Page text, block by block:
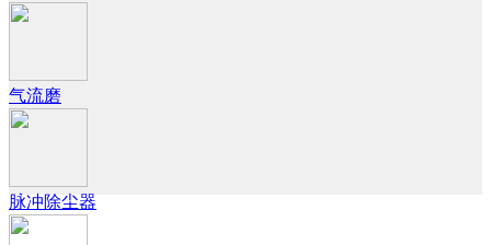
气流磨
脉冲除尘器